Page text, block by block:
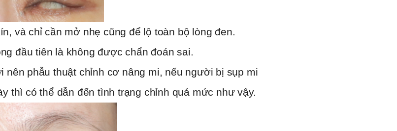
và chỉ cần mở nhẹ cũng để lộ toàn bộ lòng đen.
đầu tiên là không được chẩn đoán sai.
nên phẫu thuật chỉnh cơ nâng mi, nếu người bị sụp mi
thì có thể dẫn đến tình trạng chỉnh quá mức như vậy.